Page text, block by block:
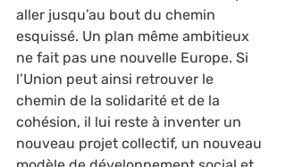
aller jusqu’au bout du chemin
esquissé. Un plan même ambitieux
ne fait pas une nouvelle Europe. Si
l’Union peut ainsi retrouver le
chemin de la solidarité et de la
cohésion, il lui reste à inventer un
nouveau projet collectif, un nouveau